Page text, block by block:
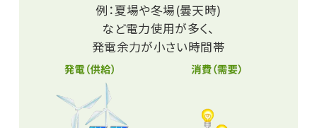
例：夏場や冬場(曇天時)
など電力使用が多く、
発電余力が小さい時間帯